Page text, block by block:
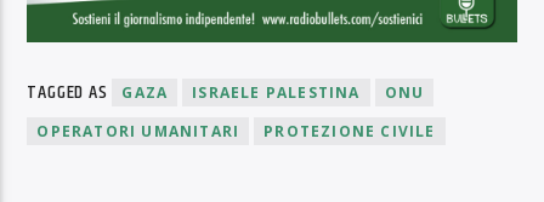
TAGGED AS GAZA ISRAELE PALESTINA
ONU
OPERATORI UMANITARI
PROTEZIONE CIVILE